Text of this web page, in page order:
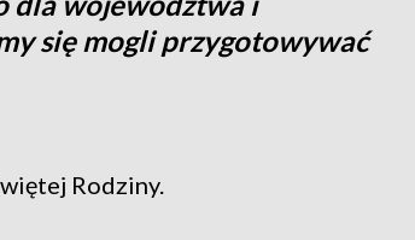
się mogli przygotowywać
Rodziny.